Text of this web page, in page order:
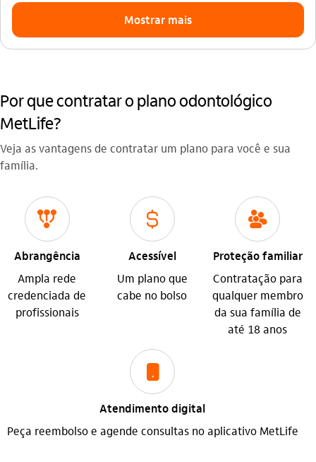
Mostrar mais
Por que contratar o plano odontológico
MetLife?
Veja as vantagens de contratar um plano para você e sua
família.
icon-itaufonts_todos_pelo_cliente
Abrangência
Ampla rede
credenciada de
profissionais
icon-itaufonts_cifrao
Acessível
Um plano que
cabe no bolso
icon-itaufonts_lideranca
Proteção familiar
Contratação para
qualquer membro
da sua família de
até 18 anos
icon-itaufonts_celular
Atendimento digital
Peça reembolso e agende consultas no aplicativo MetLife